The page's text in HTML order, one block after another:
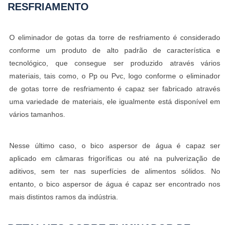
RESFRIAMENTO
O eliminador de gotas da torre de resfriamento é considerado
conforme um produto de alto padrão de característica e
tecnológico, que consegue ser produzido através vários
materiais, tais como, o Pp ou Pvc, logo conforme o eliminador
de gotas torre de resfriamento é capaz ser fabricado através
uma variedade de materiais, ele igualmente está disponível em
vários tamanhos.
Nesse último caso, o bico aspersor de água é capaz ser
aplicado em câmaras frigoríficas ou até na pulverização de
aditivos, sem ter nas superfícies de alimentos sólidos. No
entanto, o bico aspersor de água é capaz ser encontrado nos
mais distintos ramos da indústria.